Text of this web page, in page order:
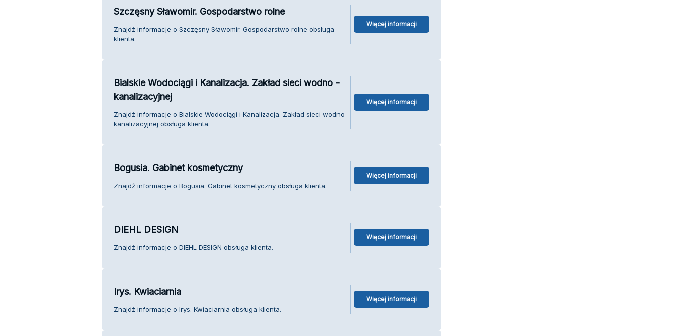
Szczęsny Sławomir. Gospodarstwo rolne
Znajdź informacje o Szczęsny Sławomir. Gospodarstwo rolne obsługa
klienta.
Więcej informacji
Bialskie Wodociągi i Kanalizacja. Zakład sieci wodno -
kanalizacyjnej
Znajdź informacje o Bialskie Wodociągi i Kanalizacja. Zakład sieci wodno -
kanalizacyjnej obsługa klienta.
Więcej informacji
Bogusia. Gabinet kosmetyczny
Znajdź informacje o Bogusia. Gabinet kosmetyczny obsługa klienta.
Więcej informacji
DIEHL DESIGN
Znajdź informacje o DIEHL DESIGN obsługa klienta.
Więcej informacji
Irys. Kwiaciarnia
Znajdź informacje o Irys. Kwiaciarnia obsługa klienta.
Więcej informacji